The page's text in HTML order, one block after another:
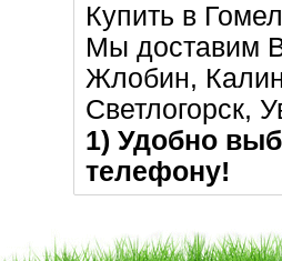
Купить в
Мы доставим
Жлобин,
Светлогорск,
1) Удобно
телефону!